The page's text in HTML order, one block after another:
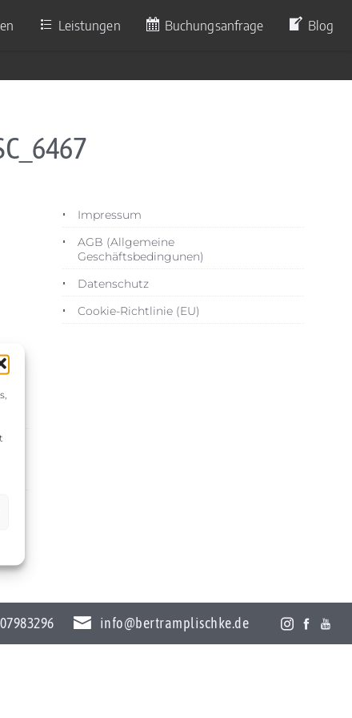
Leistungen Buchungsanfrage Blog
Impressum
AGB (Allgemeine
Geschäftsbedingunen)
Datenschutz
Cookie-Richtlinie (EU)
info@bertramplischke.de